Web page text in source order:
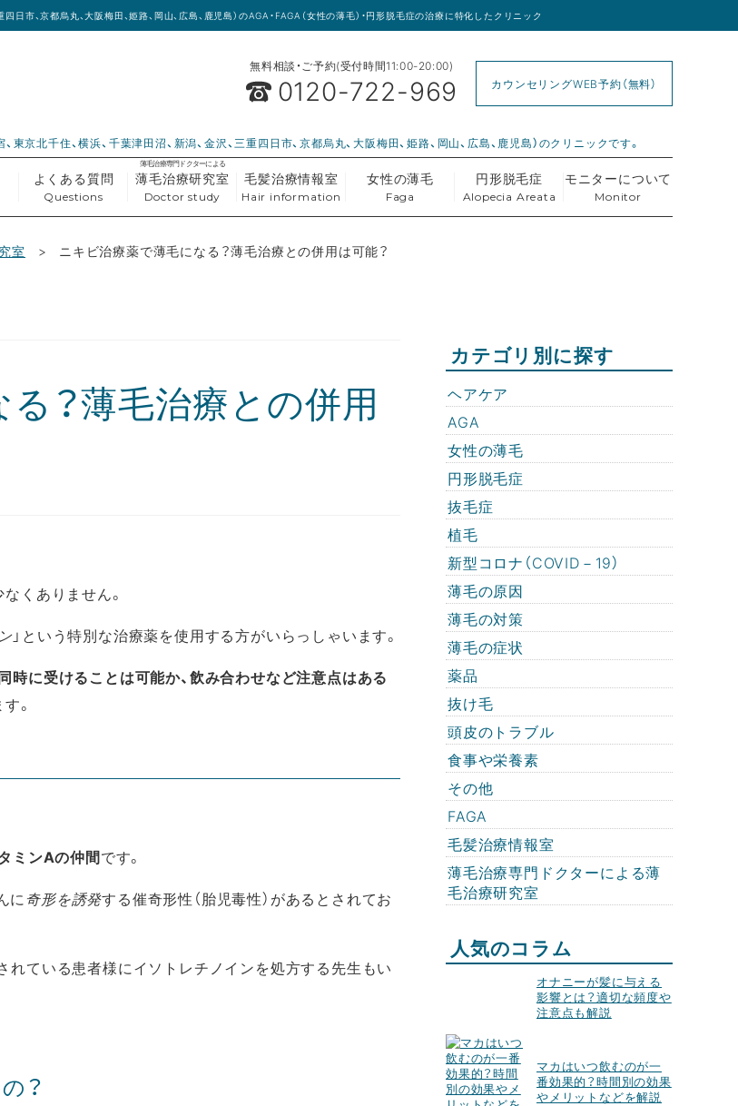
日市、京都烏丸、大阪梅田、姫路、岡山、広島、鹿児島）のAGA・FAGA（女性の薄毛）・円形脱毛症の治療に特化したクリニック
無料相談・ご予約(受付時間11:00-20:00)
0120-722-969 カウンセリングWEB予約（無料）
京北千住、横浜、千葉津田沼、新潟、金沢、三重四日市、京都烏丸、大阪梅田、姫路、岡山、広島、鹿児島）のクリニックです。
よくある質問
Questions
薄毛治療専門ドクターによる
薄毛治療研究室
Doctor study
毛髪治療情報室
Hair information
女性の薄毛
Faga
円形脱毛症
Alopecia Areata
モニターについて
Monitor
室 ニキビ治療薬で薄毛になる？薄毛治療との併用は可能？
？薄毛治療との併用
くありません。
」という特別な治療薬を使用する方がいらっしゃいます。
に受けることは可能か、飲み合わせなど注意点はある
。
ミンAの仲間です。
に奇形を誘発する催奇形性（胎児毒性）があるとされてお
れている患者様にイソトレチノインを処方する先生もい
？
カテゴリ別に探す
ヘアケア
AGA
女性の薄毛
円形脱毛症
抜毛症
植毛
新型コロナ（COVID－19）
薄毛の原因
薄毛の対策
薄毛の症状
薬品
抜け毛
頭皮のトラブル
食事や栄養素
その他
FAGA
毛髪治療情報室
薄毛治療専門ドクターによる薄
毛治療研究室
人気のコラム
オナニーが髪に与える
影響とは？適切な頻度や
注意点も解説
マカはいつ飲むのが一
番効果的？時間別の効果
やメリットなどを解説